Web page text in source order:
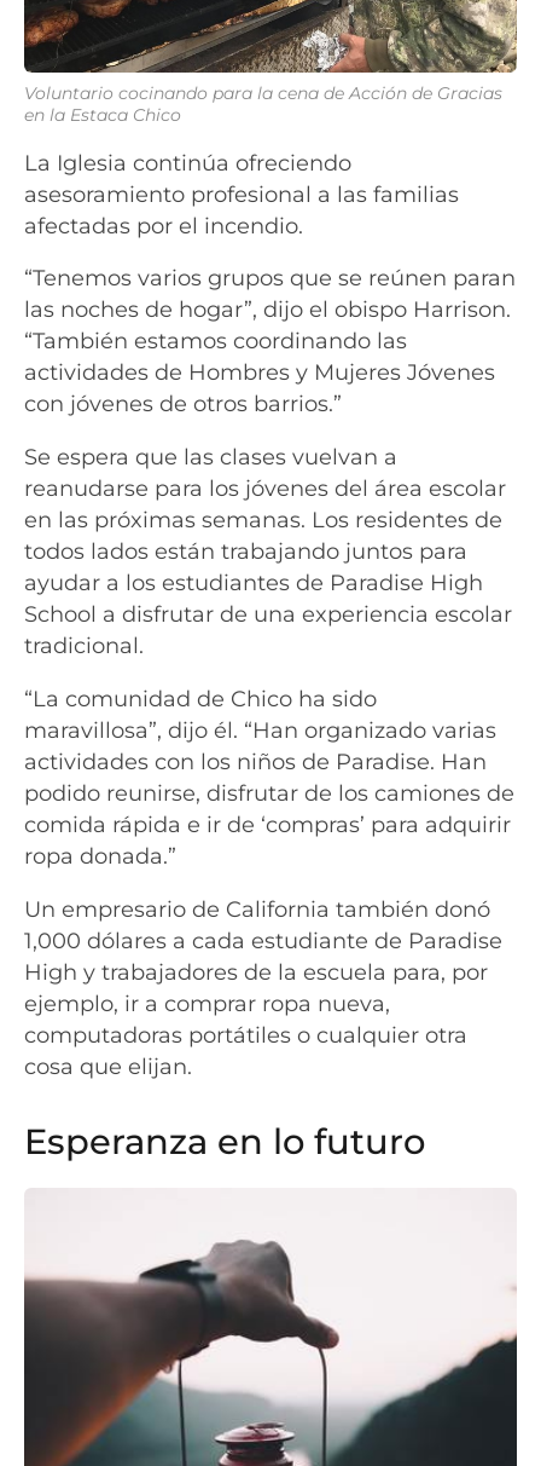
Voluntario cocinando para la cena de Acción de Gracias
en la Estaca Chico
La Iglesia continúa ofreciendo
asesoramiento profesional a las familias
afectadas por el incendio.
“Tenemos varios grupos que se reúnen paran
las noches de hogar”, dijo el obispo Harrison.
“También estamos coordinando las
actividades de Hombres y Mujeres Jóvenes
con jóvenes de otros barrios.”
Se espera que las clases vuelvan a
reanudarse para los jóvenes del área escolar
en las próximas semanas. Los residentes de
todos lados están trabajando juntos para
ayudar a los estudiantes de Paradise High
School a disfrutar de una experiencia escolar
tradicional.
“La comunidad de Chico ha sido
maravillosa”, dijo él. “Han organizado varias
actividades con los niños de Paradise. Han
podido reunirse, disfrutar de los camiones de
comida rápida e ir de ‘compras’ para adquirir
ropa donada.”
Un empresario de California también donó
1,000 dólares a cada estudiante de Paradise
High y trabajadores de la escuela para, por
ejemplo, ir a comprar ropa nueva,
computadoras portátiles o cualquier otra
cosa que elijan.
Esperanza en lo futuro